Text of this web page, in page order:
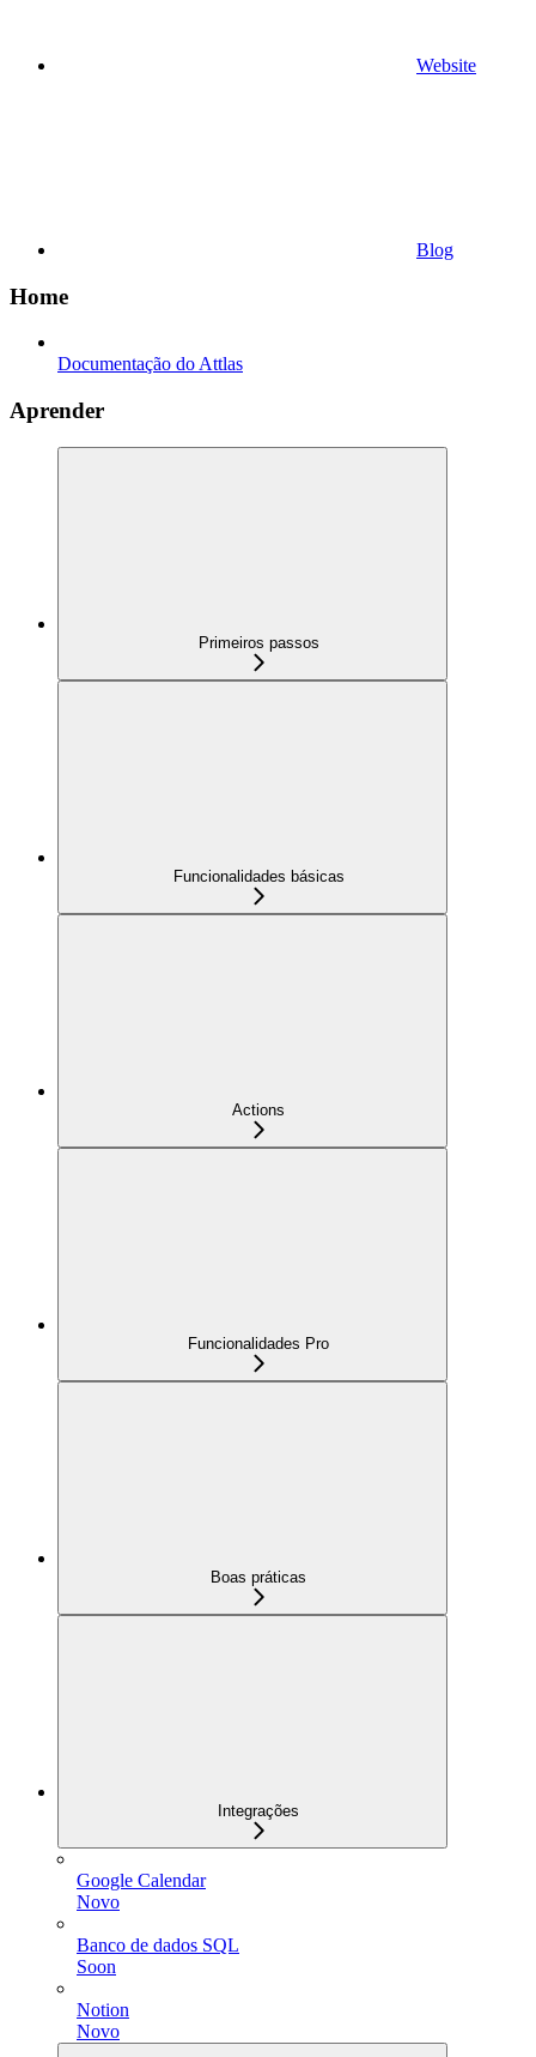
Website
Blog
Home
Documentação do Attlas
Aprender
Primeiros passos
Funcionalidades básicas
Actions
Funcionalidades Pro
Boas práticas
Integrações
Google Calendar
Novo
Banco de dados SQL
Soon
Notion
Novo